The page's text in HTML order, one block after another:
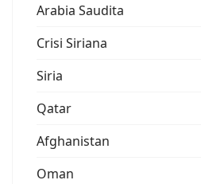
Arabia Saudita
Crisi Siriana
Siria
Qatar
Afghanistan
Oman